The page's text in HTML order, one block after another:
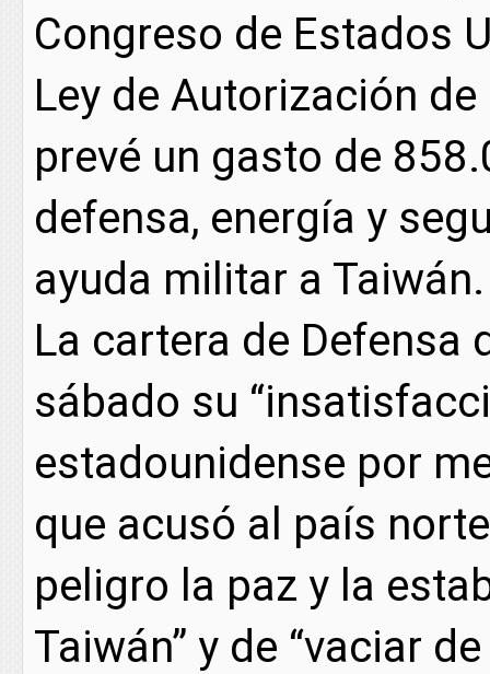
Congreso de Estados
Ley de Autorización
prevé un gasto de
defensa, energía y
ayuda militar a Taiwán.
La cartera de Defensa
sábado su
estadounidense por
que acusó al país
peligro la paz y la
Taiwán” y de “vaciar